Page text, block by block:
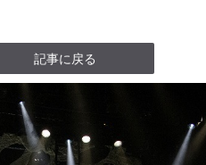
記事に戻る